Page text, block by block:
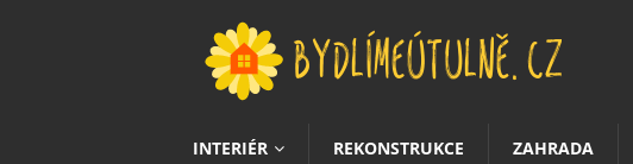
INTERIÉR REKONSTRUKCE ZAHRADA